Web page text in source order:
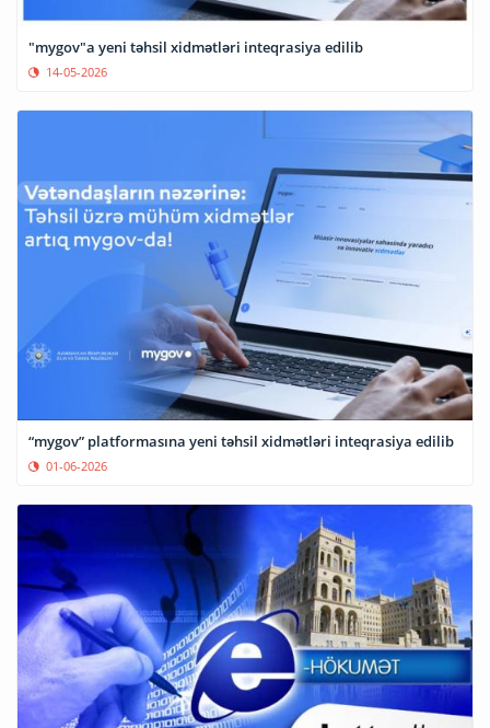
"mygov"a yeni təhsil xidmətləri inteqrasiya edilib
14-05-2026
“mygov” platformasına yeni təhsil xidmətləri inteqrasiya edilib
01-06-2026